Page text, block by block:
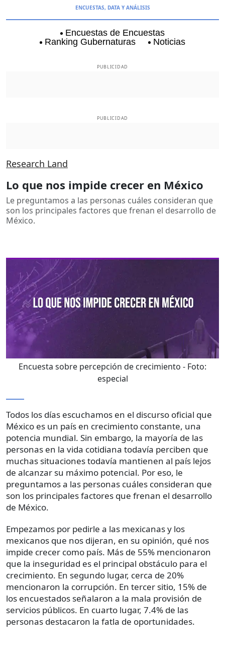
ENCUESTAS, DATA Y ANÁLISIS
Encuestas de Encuestas
Ranking Gubernaturas
Noticias
PUBLICIDAD
PUBLICIDAD
Research Land
Lo que nos impide crecer en México
Le preguntamos a las personas cuáles consideran que
son los principales factores que frenan el desarrollo de
México.
Encuesta sobre percepción de crecimiento - Foto:
especial
Todos los días escuchamos en el discurso oficial que
México es un país en crecimiento constante, una
potencia mundial. Sin embargo, la mayoría de las
personas en la vida cotidiana todavía perciben que
muchas situaciones todavía mantienen al país lejos
de alcanzar su máximo potencial. Por eso, le
preguntamos a las personas cuáles consideran que
son los principales factores que frenan el desarrollo
de México.
Empezamos por pedirle a las mexicanas y los
mexicanos que nos dijeran, en su opinión, qué nos
impide crecer como país. Más de 55% mencionaron
que la inseguridad es el principal obstáculo para el
crecimiento. En segundo lugar, cerca de 20%
mencionaron la corrupción. En tercer sitio, 15% de
los encuestados señalaron a la mala provisión de
servicios públicos. En cuarto lugar, 7.4% de las
personas destacaron la fatla de oportunidades.